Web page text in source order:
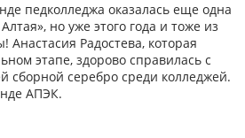
педколледжа оказалась еще одна
но уже этого года и тоже из
Анастасия Радостева, которая
этапе, здорово справилась с
сборной серебро среди колледжей.
АПЭК.